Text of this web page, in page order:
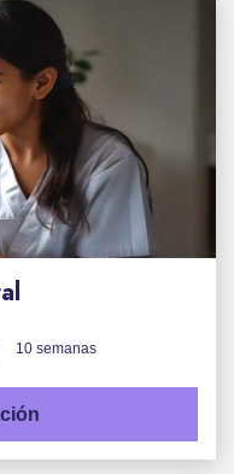
10 semanas